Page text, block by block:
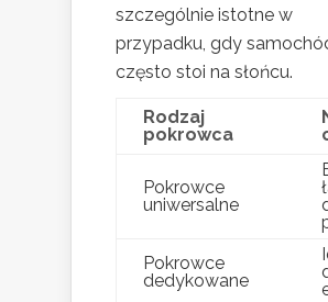
szczególnie istotne w
przypadku, gdy
często stoi na słońcu.
Rodzaj
pokrowca
Pokrowce
uniwersalne
Pokrowce
dedykowane